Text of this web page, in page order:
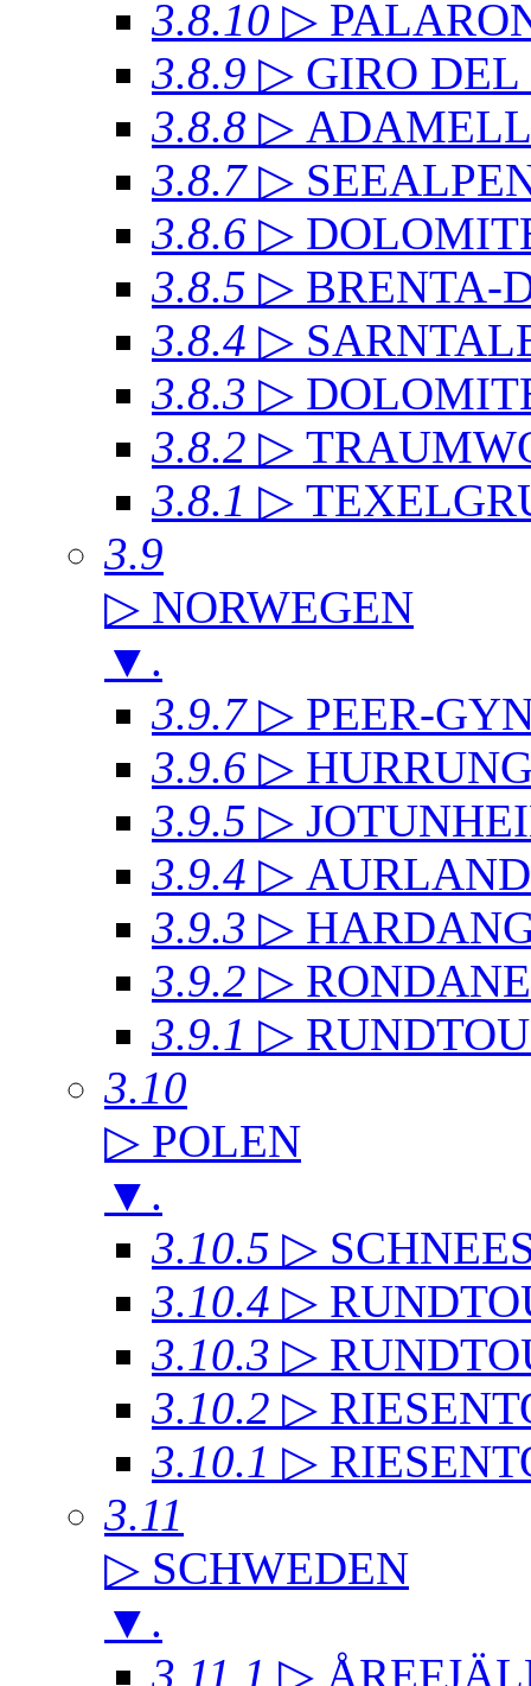
3.8.10 ▷
3.8.9 ▷ GIRO
3.8.8 ▷
3.8.7 ▷
3.8.6 ▷
3.8.5 ▷ BRENTA-
3.8.4 ▷
3.8.3 ▷
3.8.2 ▷
3.8.1 ▷
3.9
▷ NORWEGEN
▼ .
3.9.7 ▷ PEER-
3.9.6 ▷
3.9.5 ▷
3.9.4 ▷
3.9.3 ▷
3.9.2 ▷
3.9.1 ▷
3.10
▷ POLEN
▼ .
3.10.5 ▷
3.10.4 ▷
3.10.3 ▷
3.10.2 ▷
3.10.1 ▷
3.11
▷ SCHWEDEN
▼ .
3.11.1 ▷